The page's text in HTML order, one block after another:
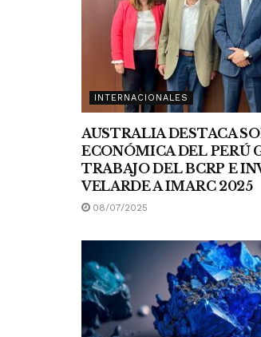
INTERNACIONALES
AUSTRALIA DESTACA
ECONÓMICA DEL PERÚ
TRABAJO DEL BCRP E
VELARDE A IMARC 2025
08/07/2025